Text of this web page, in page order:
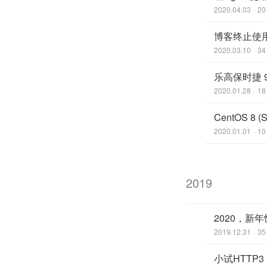
2020.04.03
博客终止使
2020.03.10
乐高保时捷
2020.01.28
CentOS 8
2020.01.01
2019
2020，新年
2019.12.31
小试HTTP3